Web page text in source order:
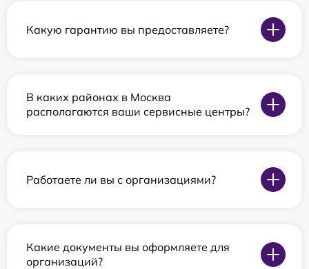
Какую гарантию вы предоставляете?
В каких районах в Москва
располагаются ваши сервисные центры?
Работаете ли вы с организациями?
Какие документы вы оформляете для
организаций?